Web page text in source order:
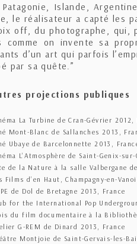
Islande,
le réalisateur a capté les
off, du photographe, qui,
on invente sa
d’un art qui parfois
par sa quête.”
projections publiques
La Turbine de Cran-Gévrier 2012,
Mont-Blanc de Sallanches 2013,
Ubaye de Barcelonnette 2013,
L’Atmosphère de Saint-Genix-
de la Nature à la salle Valbergane
Films d’en Haut, Champagny-en-
de Dol de Bretagne 2013, France
for the International Pop
du film documentaire à la
G-REM de Dinard 2013, France
Montjoie de Saint-Gervais-les-